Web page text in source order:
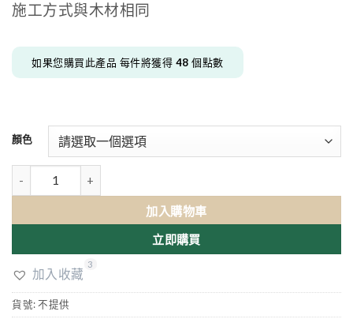
施工方式與木材相同
如果您購買此產品 每件將獲得 48 個點數
顏色
加入購物車
立即購買
加入收藏
3
貨號: 不提供